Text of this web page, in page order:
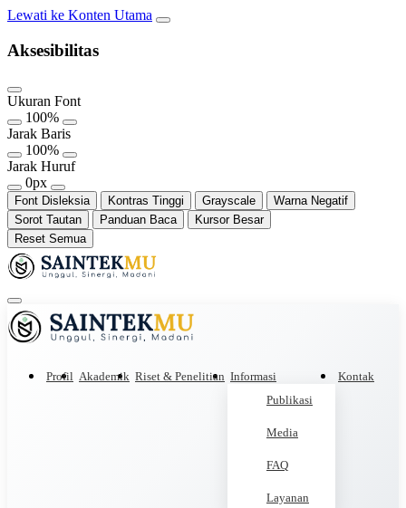
Lewati ke Konten Utama
Aksesibilitas
Ukuran Font
100%
Jarak Baris
100%
Jarak Huruf
0px
Font Disleksia Kontras Tinggi Grayscale
Warna Negatif
Sorot Tautan
Panduan Baca
Kursor Besar
Reset Semua
Profil Akademik Riset & Penelitian Informasi
Publikasi
Media
FAQ
Layanan
Kontak